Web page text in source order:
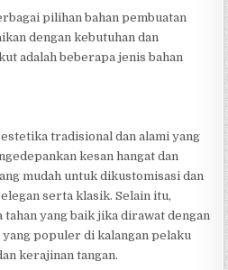
pilihan bahan pembuatan
dengan kebutuhan dan
adalah beberapa jenis bahan
tradisional dan alami yang
kesan hangat dan
mudah untuk dikustomisasi dan
serta klasik. Selain itu,
yang baik jika dirawat dengan
populer di kalangan pelaku
kerajinan tangan.